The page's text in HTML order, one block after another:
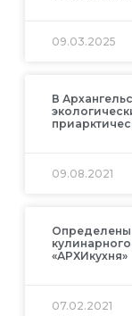
09.03.2025
В
09.08.2021
«АРХИкухня»
07.02.2021